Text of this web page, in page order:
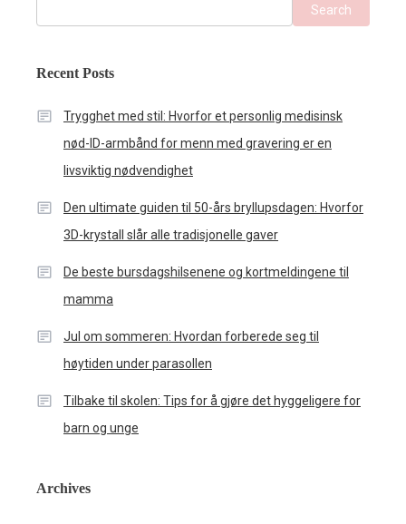
Search
Recent Posts
Trygghet med stil: Hvorfor et personlig medisinsk
nød-ID-armbånd for menn med gravering er en
livsviktig nødvendighet
Den ultimate guiden til 50-års bryllupsdagen: Hvorfor
3D-krystall slår alle tradisjonelle gaver
De beste bursdagshilsenene og kortmeldingene til
mamma
Jul om sommeren: Hvordan forberede seg til
høytiden under parasollen
Tilbake til skolen: Tips for å gjøre det hyggeligere for
barn og unge
Archives